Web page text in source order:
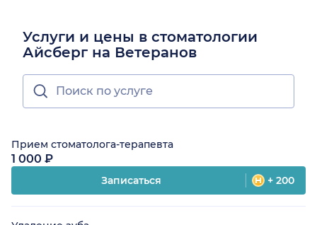
Услуги и цены в стоматологии
Айсберг на Ветеранов
Прием стоматолога-терапевта
1 000 ₽
Записаться + 200